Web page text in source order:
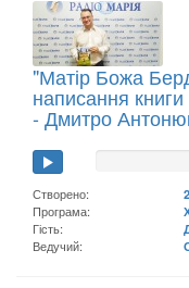
"Матір Божа
написання
- Дмитро
Створено:
Програма:
Гість:
Ведучий: